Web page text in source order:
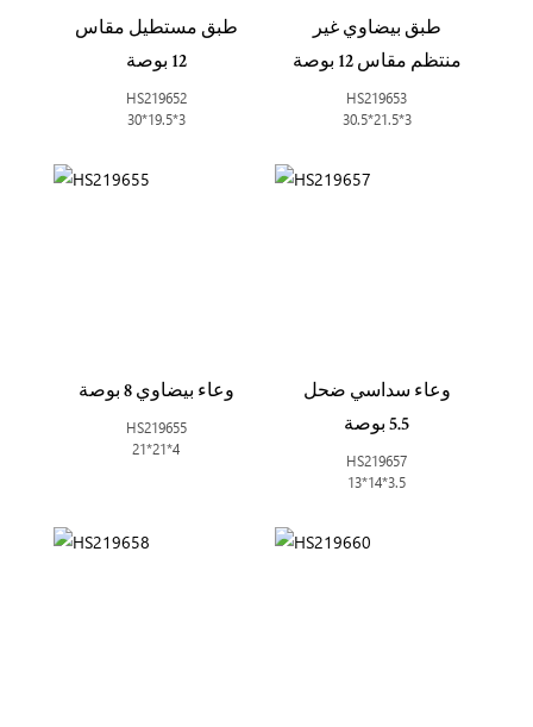
طبق مستطيل مقاس
12 بوصة
HS219652
30*19.5*3
طبق بيضاوي غير
منتظم مقاس 12 بوصة
HS219653
30.5*21.5*3
وعاء بيضاوي 8 بوصة
HS219655
21*21*4
وعاء سداسي ضحل
5.5 بوصة
HS219657
13*14*3.5